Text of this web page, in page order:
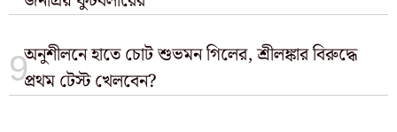
অনুশীলনে হাতে চোট শুভমন গিলের, শ্রীলঙ্কার বিরুদ্ধে
প্রথম টেস্ট খেলবেন?